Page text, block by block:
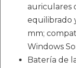
auriculares
equilibrado
mm;
Windows
Batería de